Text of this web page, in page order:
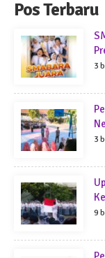
Pos Terbaru
3
3
9